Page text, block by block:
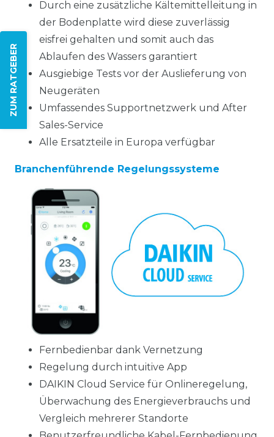
ZUM RATGEBER
Durch eine zusätzliche Kältemittelleitung in
der Bodenplatte wird diese zuverlässig
eisfrei gehalten und somit auch das
Ablaufen des Wassers garantiert
Ausgiebige Tests vor der Auslieferung von
Neugeräten
Umfassendes Supportnetzwerk und After
Sales-Service
Alle Ersatzteile in Europa verfügbar
Branchenführende Regelungssysteme
Fernbedienbar dank Vernetzung
Regelung durch intuitive App
DAIKIN Cloud Service für Onlineregelung,
Überwachung des Energieverbrauchs und
Vergleich mehrerer Standorte